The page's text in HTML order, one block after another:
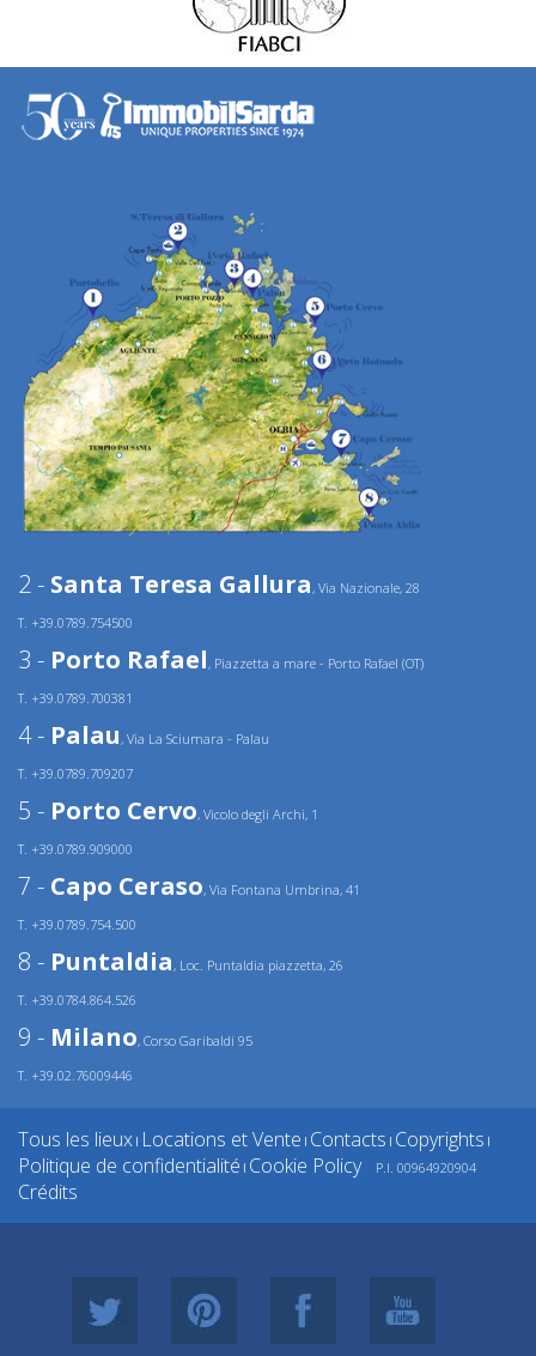
2 - Santa Teresa Gallura, Via Nazionale, 28
T. +39.0789.754500
3 - Porto Rafael, Piazzetta a mare - Porto Rafael (OT)
T. +39.0789.700381
4 - Palau, Via La Sciumara - Palau
T. +39.0789.709207
5 - Porto Cervo, Vicolo degli Archi, 1
T. +39.0789.909000
7 - Capo Ceraso, Via Fontana Umbrina, 41
T. +39.0789.754.500
8 - Puntaldia, Loc. Puntaldia piazzetta, 26
T. +39.0784.864.526
9 - Milano, Corso Garibaldi 95
T. +39.02.76009446
Tous les lieux | Locations et Vente | Contacts | Copyrights |
Politique de confidentialité | Cookie Policy P.I. 00964920904
Crédits